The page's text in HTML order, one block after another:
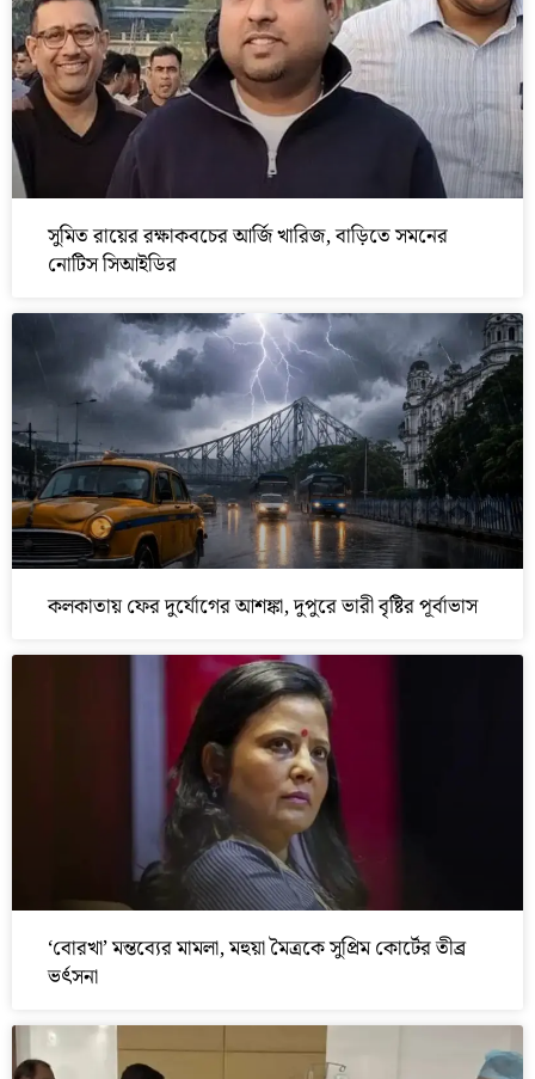
সুমিত রায়ের রক্ষাকবচের আর্জি খারিজ, বাড়িতে সমনের
নোটিস সিআইডির
কলকাতায় ফের দুর্যোগের আশঙ্কা, দুপুরে ভারী বৃষ্টির পূর্বাভাস
‘বোরখা’ মন্তব্যের মামলা, মহুয়া মৈত্রকে সুপ্রিম কোর্টের তীব্র
ভর্ৎসনা